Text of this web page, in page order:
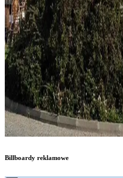
Billboardy reklamowe